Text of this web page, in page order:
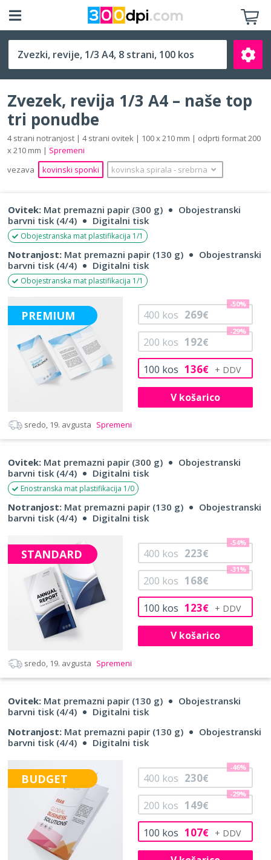
1/3 A4 (100 x 210 mm)
Išči
Zvezek, revija 1/3 A4 – naše top
tri ponudbe
4 strani notranjost | 4 strani ovitek | 100 x 210 mm | odprti format 200
x 210 mm | Spremeni
vezava
kovinski sponki kovinska spirala ‐ srebrna
Ovitek: Mat premazni papir (300 g)
Obojestranski
barvni tisk (4/4)
Digitalni tisk
Obojestranska mat plastifikacija 1/1
Notranjost: Mat premazni papir (130 g)
Obojestranski
barvni tisk (4/4)
Digitalni tisk
Obojestranska mat plastifikacija 1/1
PREMIUM
100 kos 136€
200 kos 192€
-29%
400 kos 269€
-50%
V košarico
sredo, 19. avgusta Spremeni
Ovitek: Mat premazni papir (300 g)
Obojestranski
barvni tisk (4/4)
Digitalni tisk
Enostranska mat plastifikacija 1/0
Notranjost: Mat premazni papir (130 g)
Obojestranski
barvni tisk (4/4)
Digitalni tisk
STANDARD
100 kos 123€
200 kos 168€
-31%
400 kos 223€
-54%
V košarico
sredo, 19. avgusta Spremeni
Ovitek: Mat premazni papir (130 g)
Obojestranski
barvni tisk (4/4)
Digitalni tisk
Notranjost: Mat premazni papir (130 g)
Obojestranski
barvni tisk (4/4)
Digitalni tisk
BUDGET
100 kos 107€
200 kos 149€
-29%
400 kos 230€
-46%